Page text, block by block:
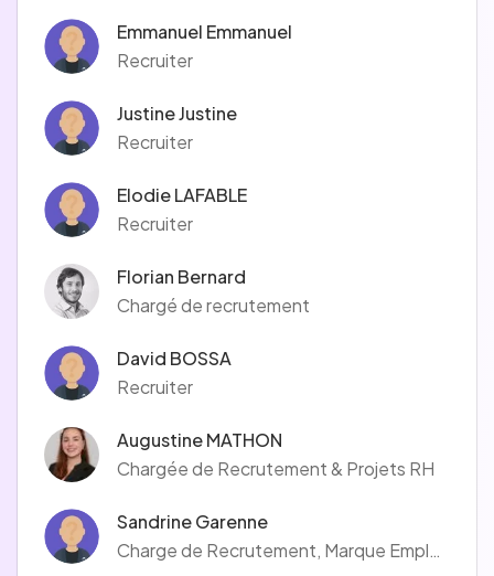
Emmanuel Emmanuel
Recruiter
Justine Justine
Recruiter
Elodie LAFABLE
Recruiter
Florian Bernard
Chargé de recrutement
David BOSSA
Recruiter
Augustine MATHON
Chargée de Recrutement & Projets RH
Sandrine Garenne
Charge de Recrutement, Marque Employeur